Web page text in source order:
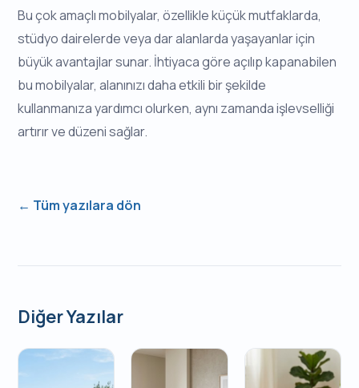
Bu çok amaçlı mobilyalar, özellikle küçük mutfaklarda,
stüdyo dairelerde veya dar alanlarda yaşayanlar için
büyük avantajlar sunar. İhtiyaca göre açılıp kapanabilen
bu mobilyalar, alanınızı daha etkili bir şekilde
kullanmanıza yardımcı olurken, aynı zamanda işlevselliği
artırır ve düzeni sağlar.
← Tüm yazılara dön
Diğer Yazılar